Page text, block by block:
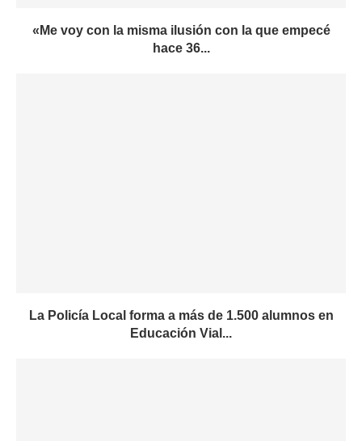
«Me voy con la misma ilusión con la que empecé
hace 36...
La Policía Local forma a más de 1.500 alumnos en
Educación Vial...